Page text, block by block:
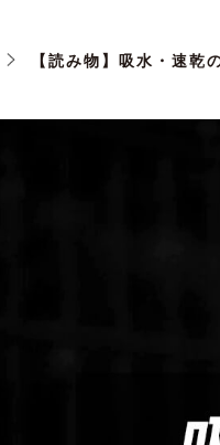
【読み物】吸水・速乾